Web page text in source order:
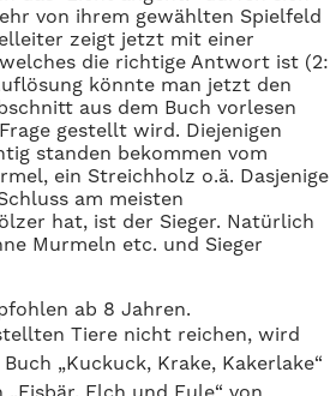
von ihrem gewählten Spielfeld
zeigt jetzt mit einer
die richtige Antwort ist (2:
könnte man jetzt den
aus dem Buch vorlesen
gestellt wird. Diejenigen
standen bekommen vom
ein Streichholz o.ä. Dasjenige
am meisten
hat, ist der Sieger. Natürlich
Murmeln etc. und Sieger
ab 8 Jahren.
Tiere nicht reichen, wird
„Kuckuck, Krake, Kakerlake“
Elch und Eule“ von